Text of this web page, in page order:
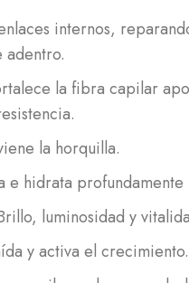
internos,
adentro.
la fibra capilar
la horquilla.
e hidrata profundamente
luminosidad y
y activa el crecimiento.